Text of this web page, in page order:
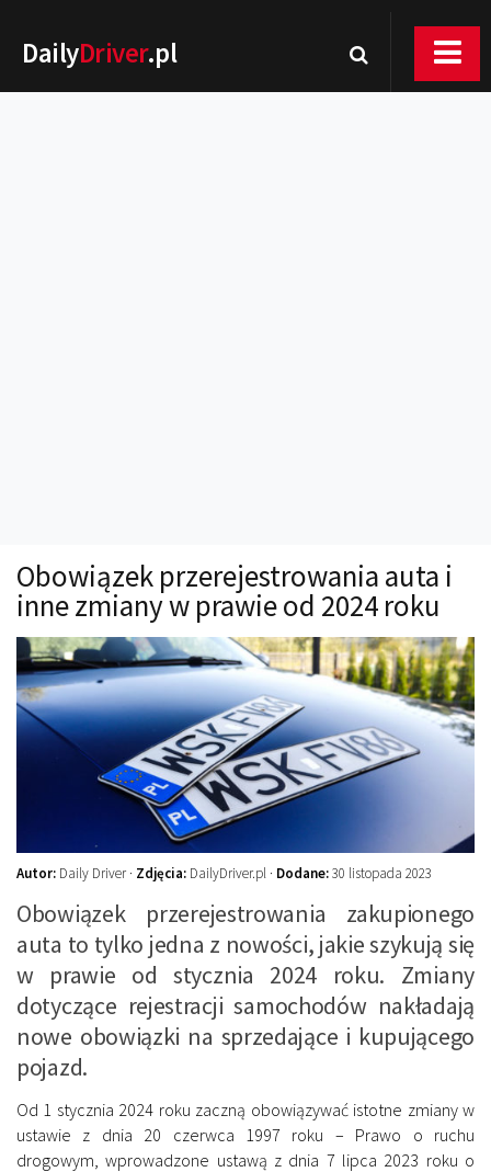
DailyDriver.pl
Technika jazdy
Oświetlenie
Kalkulatory
Przelicznik mocy
Auto z niemiec
Obowiązek przerejestrowania auta i
inne zmiany w prawie od 2024 roku
Autor: Daily Driver · Zdjęcia: DailyDriver.pl · Dodane:30 listopada 2023
Obowiązek przerejestrowania zakupionego
auta to tylko jedna z nowości, jakie szykują się
w prawie od stycznia 2024 roku. Zmiany
dotyczące rejestracji samochodów nakładają
nowe obowiązki na sprzedające i kupującego
pojazd.
Od 1 stycznia 2024 roku zaczną obowiązywać istotne zmiany w
ustawie z dnia 20 czerwca 1997 roku – Prawo o ruchu
drogowym, wprowadzone ustawą z dnia 7 lipca 2023 roku o